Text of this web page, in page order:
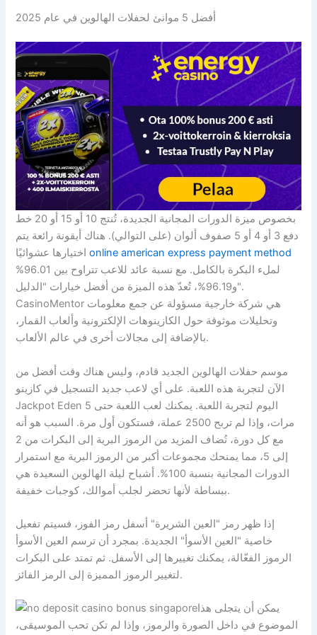
أفضل 5 موانئ لحفلات الهالوين في عام 2025
بخصوص ميزة الدورات المجانية الجديدة، تُنتج 10 أو 15 أو 20 خط
دفع 3 أو 4 أو 5 صفوف ألوان (على التوالي). هناك أيقونة رائعة يتم
اختيارها عشوائيًاonline american express payment method
لملء البكرة بالكامل. مع نسبة عائد للاعب تتراوح بين 96.01%
و96.19%، تُعدّ هذه الميزة من أفضل خيارات "الدليل".
CasinoMentor هي شركة خارجية مسؤولة عن جمع معلومات
وتحليلات موثوقة حول الكازينوهات الإلكترونية وألعاب القمار،
بالإضافة إلى مجالات أخرى في عالم الألعاب.
موسم حفلات الهالوين الجديد قادم، وليس هناك وقت أفضل من
الآن لتجربة هذه اللعبة. على أي لاعب جديد التسجيل في كازينو
Jackpot Eden اليوم لتجربة اللعبة. يمكنك لعب اللعبة حتى 5
مرات، وإذا لم تربح 2500 عملة، فستكون أول مرة. السبب هو أنه
مع كل دورة، تُضاف المزيد من الرموز البرية إلى البكرات من 2
إلى 5، مما يمنحك مجموعات أكبر من الرموز البرية مع استمرار
الدورات المجانية بنسبة 100%. أشباح ليلة الهالوين السعيدة هي
ببساطة لأنها تحضر لجلب أموالك، كوجبات خفيفة.
إذا ظهر رمز "العين الشريرة" أسفل رمز الفوز، فسيتم تفعيل
خاصية "العين الأسوأ" الجديدة. بمجرد أن ترسم العين الأسوأ
الرموز الفعّالة، يمكنك تغييرها إلى الأسفل. ثم تمتد على البكرات
لتغيير الرموز المميزة إلى الرمز الفائز.
يمكن أن يتجلى هذا
الموضوع في داخل الصورة والرموز، وإذا لم تكن تحب الموسيقى،